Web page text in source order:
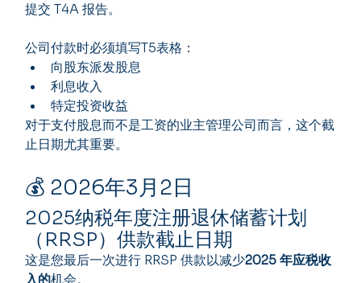
提交 T4A 报告。
公司付款时必须填写T5表格：
向股东派发股息
利息收入
特定投资收益
对于支付股息而不是工资的业主管理公司而言，这个截
止日期尤其重要。
💰 2026年3月2日
2025纳税年度注册退休储蓄计划
（RRSP）供款截止日期
这是您最后一次进行 RRSP 供款以减少2025 年应税收
入的机会。